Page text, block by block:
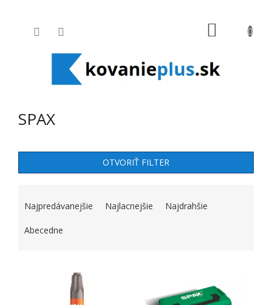
SPAX
OTVORIŤ FILTER
Najpredávanejšie Najlacnejšie Najdrahšie
Abecedne